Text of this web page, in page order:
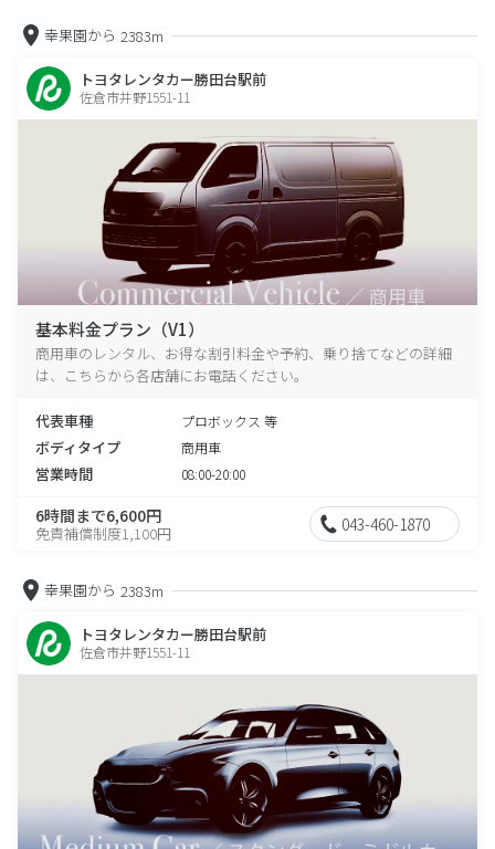
幸果園から 2383m
トヨタレンタカー勝田台駅前
佐倉市井野1551-11
基本料金プラン（V1）
商用車のレンタル、お得な割引料金や予約、乗り捨てなどの詳細
は、こちらから各店舗にお電話ください。
代表車種 プロボックス 等
ボディタイプ 商用車
営業時間 08:00-20:00
6時間まで6,600円
免責補償制度1,100円 043-460-1870
幸果園から 2383m
トヨタレンタカー勝田台駅前
佐倉市井野1551-11